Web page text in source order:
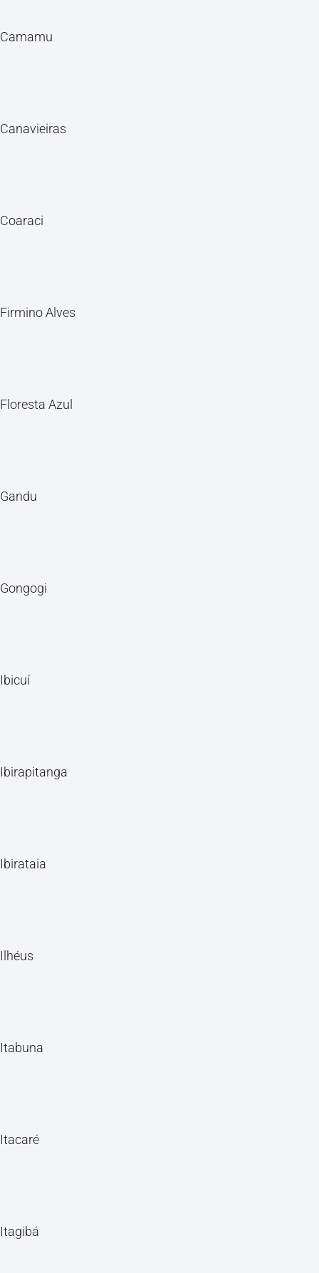
Camamu
Canavieiras
Coaraci
Firmino Alves
Floresta Azul
Gandu
Gongogi
Ibicuí
Ibirapitanga
Ibirataia
Ilhéus
Itabuna
Itacaré
Itagibá